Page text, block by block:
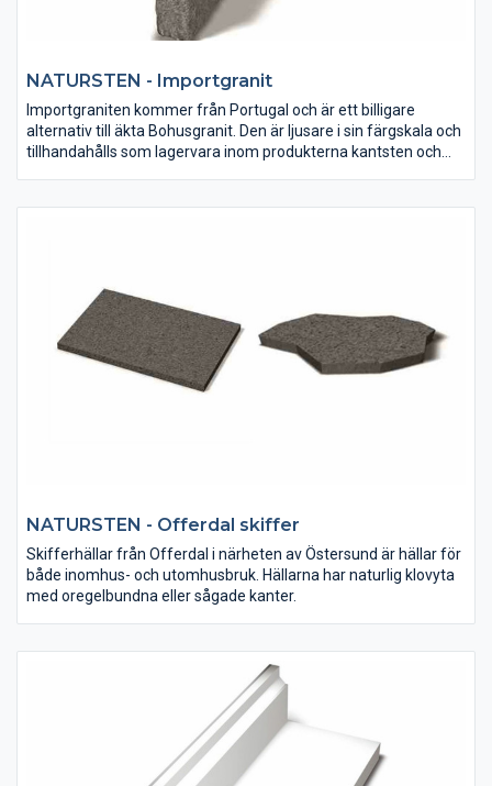
NATURSTEN - Importgranit
Importgraniten kommer från Portugal och är ett billigare
alternativ till äkta Bohusgranit. Den är ljusare i sin färgskala och
tillhandahålls som lagervara inom produkterna kantsten och
NATURSTEN - Offerdal skiffer
Skifferhällar från Offerdal i närheten av Östersund är hällar för
både inomhus- och utomhusbruk. Hällarna har naturlig klovyta
med oregelbundna eller sågade kanter.